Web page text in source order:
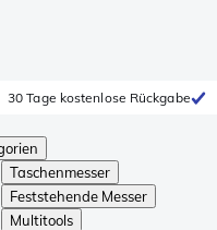
30 Tage kostenlose Rückgabe
Taschenmesser
Feststehende Messer
Multitools